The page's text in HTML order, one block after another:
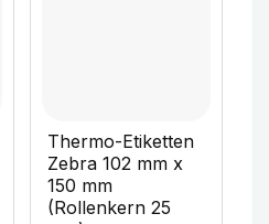
Thermo-Etiketten
Zebra 102 mm x
150 mm
(Rollenkern 25